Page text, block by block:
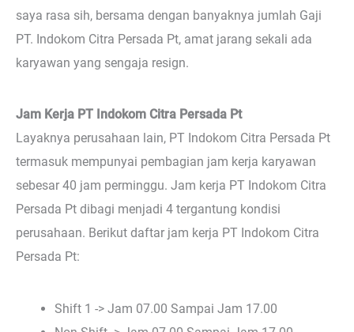
saya rasa sih, bersama dengan banyaknya jumlah Gaji
PT. Indokom Citra Persada Pt, amat jarang sekali ada
karyawan yang sengaja resign.
Jam Kerja PT Indokom Citra Persada Pt
Layaknya perusahaan lain, PT Indokom Citra Persada Pt
termasuk mempunyai pembagian jam kerja karyawan
sebesar 40 jam perminggu. Jam kerja PT Indokom Citra
Persada Pt dibagi menjadi 4 tergantung kondisi
perusahaan. Berikut daftar jam kerja PT Indokom Citra
Persada Pt:
Shift 1 -> Jam 07.00 Sampai Jam 17.00